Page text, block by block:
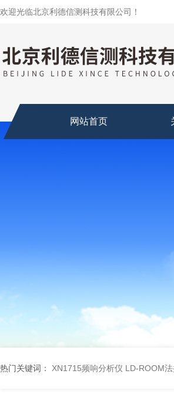
欢迎光临北京利德信测科技有限公司！
网站首页
热门关键词： XN1715频响分析仪 LD-ROOM